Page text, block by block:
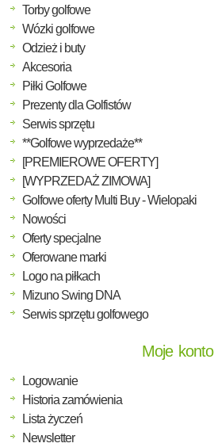
Torby golfowe
Wózki golfowe
Odzież i buty
Akcesoria
Piłki Golfowe
Prezenty dla Golfistów
Serwis sprzętu
**Golfowe wyprzedaże**
[PREMIEROWE OFERTY]
[WYPRZEDAŻ ZIMOWA]
Golfowe oferty Multi Buy - Wielopaki
Nowości
Oferty specjalne
Oferowane marki
Logo na piłkach
Mizuno Swing DNA
Serwis sprzętu golfowego
Moje konto
Logowanie
Historia zamówienia
Lista życzeń
Newsletter